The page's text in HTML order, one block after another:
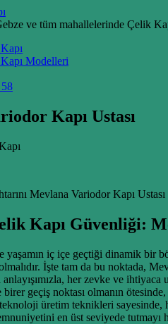
ve tüm mahallelerinde Çelik
Modelleri
Kapı Ustası
Mevlana Variodor Kapı
Kapı Güvenliği:
yaşamın iç içe geçtiği dinamik bir
İşte tam da bu noktada,
her zevke ve
birer geçiş noktası olmanın
üretim teknikleri sayesinde,
en üst seviyede tutmayı